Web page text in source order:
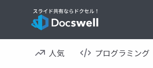
人気 プログラミング